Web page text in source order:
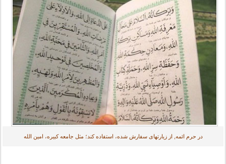
در حرم ائمه, از زیارت‎هاى سفارش شده، استفاده كند؛ مثل جامعه كبیره، امین الله